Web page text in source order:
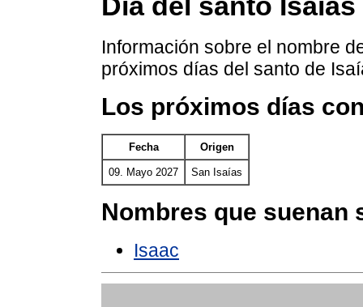
Día del santo Isaías
Información sobre el nombre
próximos días del santo de
Los próximos días
Fecha Origen
09. Mayo 2027 San Isaías
Nombres que suenan
Isaac